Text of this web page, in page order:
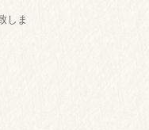
しま